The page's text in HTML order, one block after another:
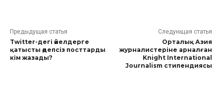
Предыдущая статья
Twitter-дегі әйелдерге
қатысты әдепсіз посттарды
кім жазады?
Следующая статья
Орталық Азия
журналистеріне арналған
Knight International
Journalism стипендиясы